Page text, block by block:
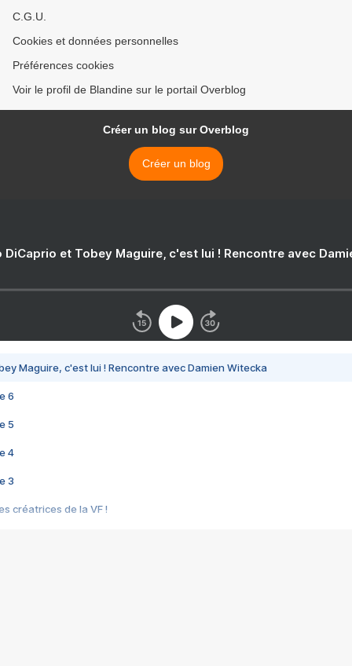
C.G.U.
Cookies et données personnelles
Préférences cookies
Voir le profil de Blandine sur le portail Overblog
Créer un blog sur Overblog
Créer un blog
DiCaprio et Tobey Maguire, c'est lui ! Rencontre avec
Maguire, c'est lui ! Rencontre avec Damien Witecka
6
5
4
3
créatrices de la VF !